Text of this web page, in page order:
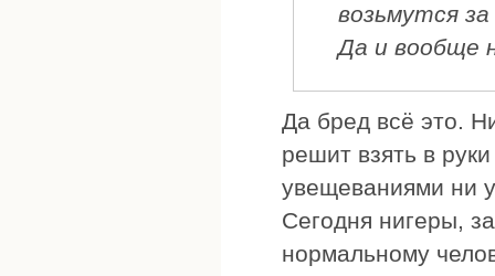
возьмутся
Да и вообще
Да бред всё это.
решит взять в
увещеваниями ни
Сегодня нигеры,
нормальному